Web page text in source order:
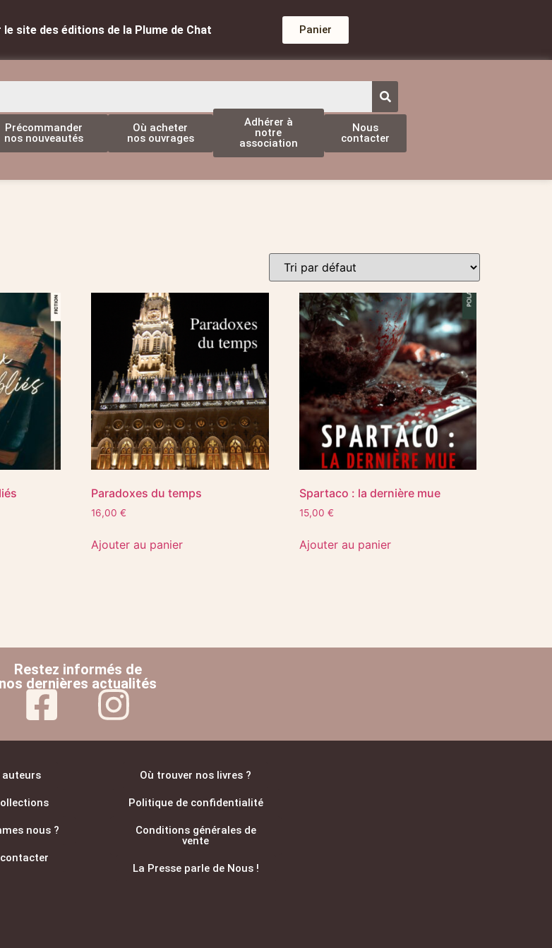
le site des éditions de la Plume de Chat Panier
Précommander
nos nouveautés
Où acheter
nos ouvrages
Adhérer à
notre
association
Nous
contacter
Paradoxes du temps
16,00€
Ajouter au panier
Spartaco : la dernière mue
15,00€
Ajouter au panier
Restez informés de
nos dernières actualités
auteurs
nous ?
Où trouver nos livres ?
Politique de confidentialité
Conditions générales de
vente
La Presse parle de Nous !